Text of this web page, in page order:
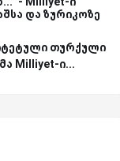
და ზურიკოზე
თურქული
Milliyet-ი...